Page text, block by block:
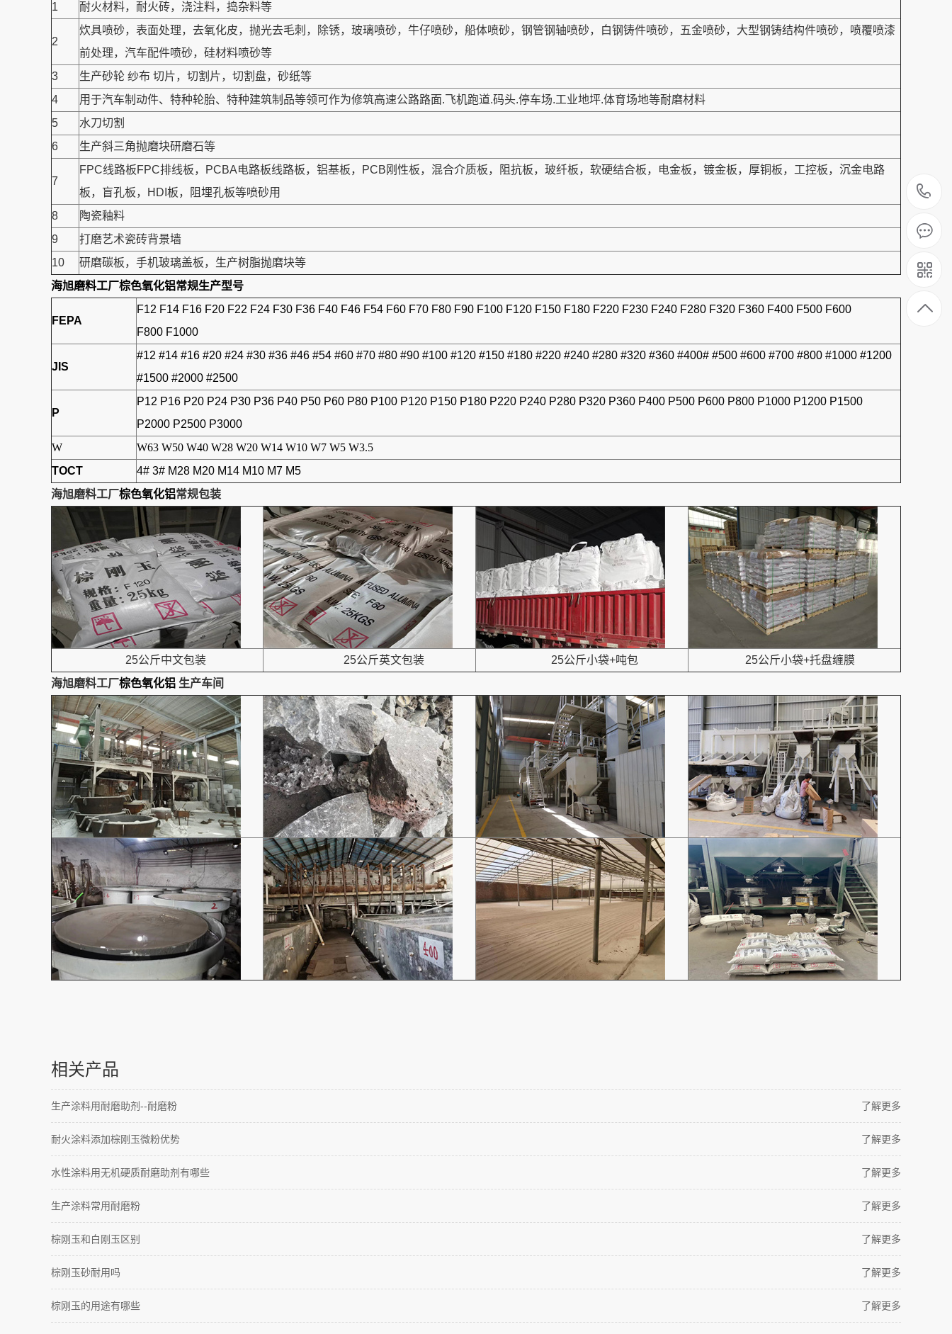
1
耐火材料，耐火砖，浇注料，捣杂料等
2
炊具喷砂，表面处理，去氧化皮，抛光去毛刺，除锈，玻璃喷砂，牛仔喷砂，船体喷砂，钢管钢轴喷砂，白钢铸件喷砂，五金喷砂，大型钢铸结构件喷砂，喷覆喷漆
前处理，汽车配件喷砂，硅材料喷砂等
3
生产砂轮 纱布 切片，切割片，切割盘，砂纸等
4
用于汽车制动件、特种轮胎、特种建筑制品等领可作为修筑高速公路路面.飞机跑道.码头.停车场.工业地坪.体育场地等耐磨材料
5
水刀切割
6
生产斜三角抛磨块研磨石等
7
FPC线路板FPC排线板，PCBA电路板线路板，铝基板，PCB刚性板，混合介质板，阻抗板，玻纤板，软硬结合板，电金板，镀金板，厚铜板，工控板，沉金电路
板，盲孔板，HDI板，阻埋孔板等喷砂用
8
陶瓷釉料
9
打磨艺术瓷砖背景墙
10
研磨碳板，手机玻璃盖板，生产树脂抛磨块等
海旭磨料工厂棕色氧化铝常规生产型号
FEPA
F12 F14 F16 F20 F22 F24 F30 F36 F40 F46 F54 F60 F70 F80 F90 F100 F120 F150 F180 F220 F230 F240 F280 F320 F360 F400 F500 F600
F800 F1000
JIS
#12 #14 #16 #20 #24 #30 #36 #46 #54 #60 #70 #80 #90 #100 #120 #150 #180 #220 #240 #280 #320 #360 #400# #500 #600 #700 #800 #1000 #1200
#1500 #2000 #2500
P
P12 P16 P20 P24 P30 P36 P40 P50 P60 P80 P100 P120 P150 P180 P220 P240 P280 P320 P360 P400 P500 P600 P800 P1000 P1200 P1500
P2000 P2500 P3000
W
W63 W50 W40 W28 W20 W14 W10 W7 W5 W3.5
TOCT
4# 3# M28 M20 M14 M10 M7 M5
海旭磨料工厂棕色氧化铝常规包装
25公斤中文包装 25公斤英文包装 25公斤小袋+吨包
25公斤小袋+托盘缠膜
海旭磨料工厂棕色氧化铝 生产车间
相关产品
了解更多
生产涂料用耐磨助剂--耐磨粉
了解更多
耐火涂料添加棕刚玉微粉优势
了解更多
水性涂料用无机硬质耐磨助剂有哪些
了解更多
生产涂料常用耐磨粉
了解更多
棕刚玉和白刚玉区别
了解更多
棕刚玉砂耐用吗
了解更多
棕刚玉的用途有哪些